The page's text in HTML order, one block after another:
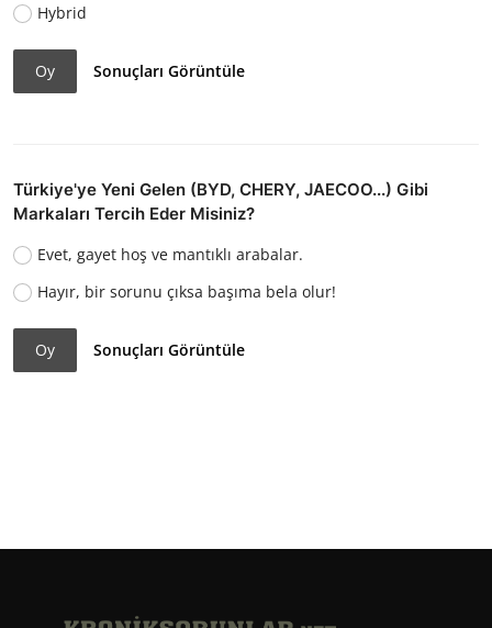
Hybrid
Oy Sonuçları Görüntüle
Türkiye'ye Yeni Gelen (BYD, CHERY, JAECOO...) Gibi
Markaları Tercih Eder Misiniz?
Evet, gayet hoş ve mantıklı arabalar.
Hayır, bir sorunu çıksa başıma bela olur!
Oy Sonuçları Görüntüle